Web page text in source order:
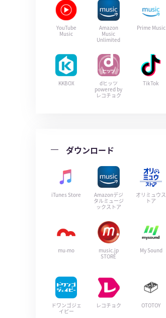
YouTube
Music
Amazon
Music
Unlimited
Prime Music
KKBOX
dヒッツ
powered by
レコチョク
TikTok
ダウンロード
iTunes Store
Amazonデジ
タルミュージ
ックストア
オリミュウス
トア
mu-mo
music.jp
STORE
My Sound
ドワンゴジェ
イピー
レコチョク OTOTOY